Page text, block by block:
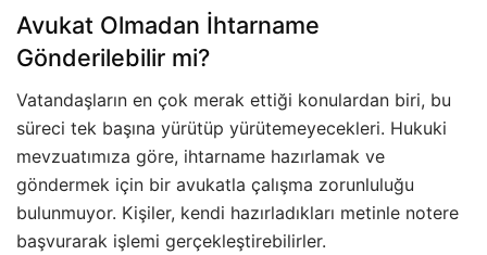
Avukat Olmadan İhtarname
Gönderilebilir mi?
Vatandaşların en çok merak ettiği konulardan biri, bu
süreci tek başına yürütüp yürütemeyecekleri. Hukuki
mevzuatımıza göre, ihtarname hazırlamak ve
göndermek için bir avukatla çalışma zorunluluğu
bulunmuyor. Kişiler, kendi hazırladıkları metinle notere
başvurarak işlemi gerçekleştirebilirler.